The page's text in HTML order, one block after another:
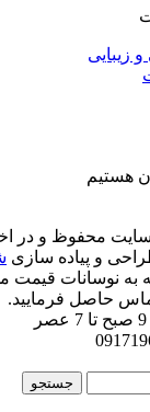
زیبایی
هستیم
محفوظ و در
و پیاده سازی
به نوسانات قیمت
حاصل فرمایید.
جستجو